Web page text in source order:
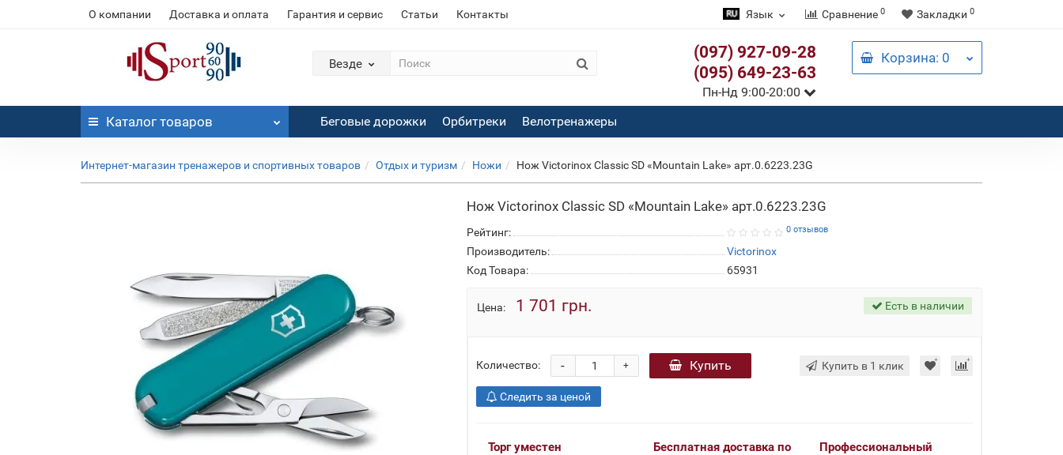
О компании Доставка и оплата Гарантия и сервис Статьи Контакты Язык Сравнение 0 Закладки 0
Везде
(097) 927-09-28
(095) 649-23-63
Пн-Нд 9:00-20:00
Корзина: 0
Каталог товаров Беговые дорожки Орбитреки Велотренажеры
Интернет-магазин тренажеров и спортивных товаров Отдых и туризм Ножи Нож Victorinox Сlassic SD «Mountain Lake» арт.0.6223.23G
Нож Victorinox Сlassic SD «Mountain Lake» арт.0.6223.23G
Рейтинг: 0 отзывов
Производитель:
Victorinox
Код Товара:
65931
Цена: 1 701 грн. Есть в наличии
Количество: +
- Купить
Следить за ценой
Купить в 1 клик
Торг уместен
Бесплатная доставка по
Профессиональный